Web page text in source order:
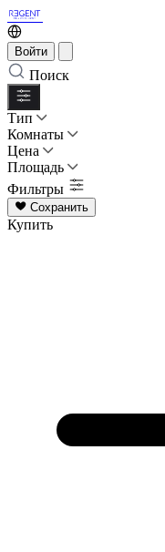
Войти
Поиск
Тип
Комнаты
Цена
Площадь
Фильтры
Сохранить
Купить